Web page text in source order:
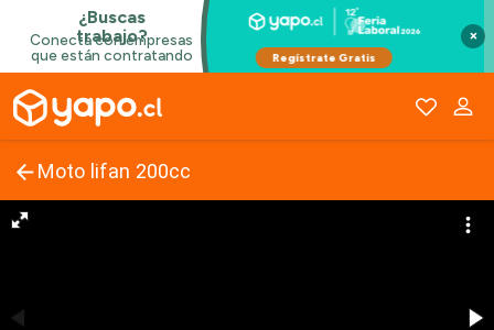
×
Moto lifan 200cc